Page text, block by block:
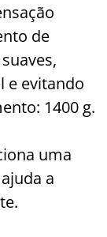
de
e evitando
1400 g.
uma
a